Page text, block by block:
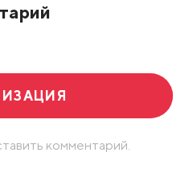
комментарий.